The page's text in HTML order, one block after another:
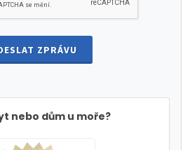
ZPRÁVU
nebo dům u moře?